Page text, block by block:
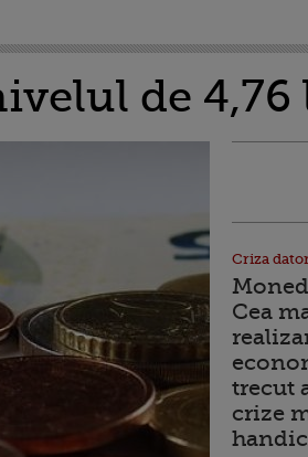
de 4,76
Criza
Cea
trecut
crize